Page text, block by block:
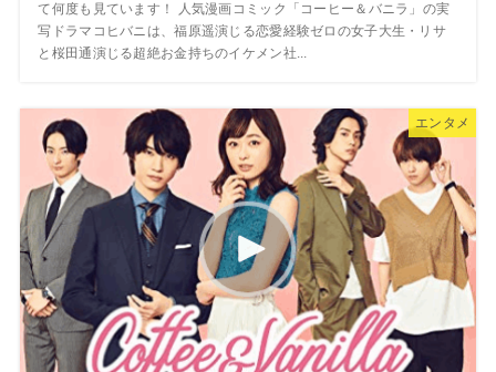
て何度も見ています！ 人気漫画コミック「コーヒー＆バニラ」の実
写ドラマコヒバニは、福原遥演じる恋愛経験ゼロの女子大生・リサ
と桜田通演じる超絶お金持ちのイケメン社...
エンタメ